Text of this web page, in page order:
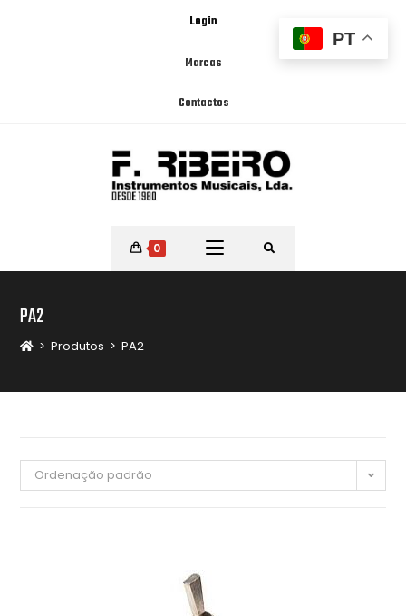
Login
Marcas
Contactos
0
PA2
> Produtos > PA2
Ordenação padrão
PT